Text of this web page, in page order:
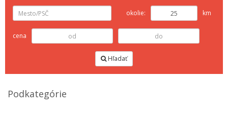
okolie: km
cena
Hľadať
Podkategórie